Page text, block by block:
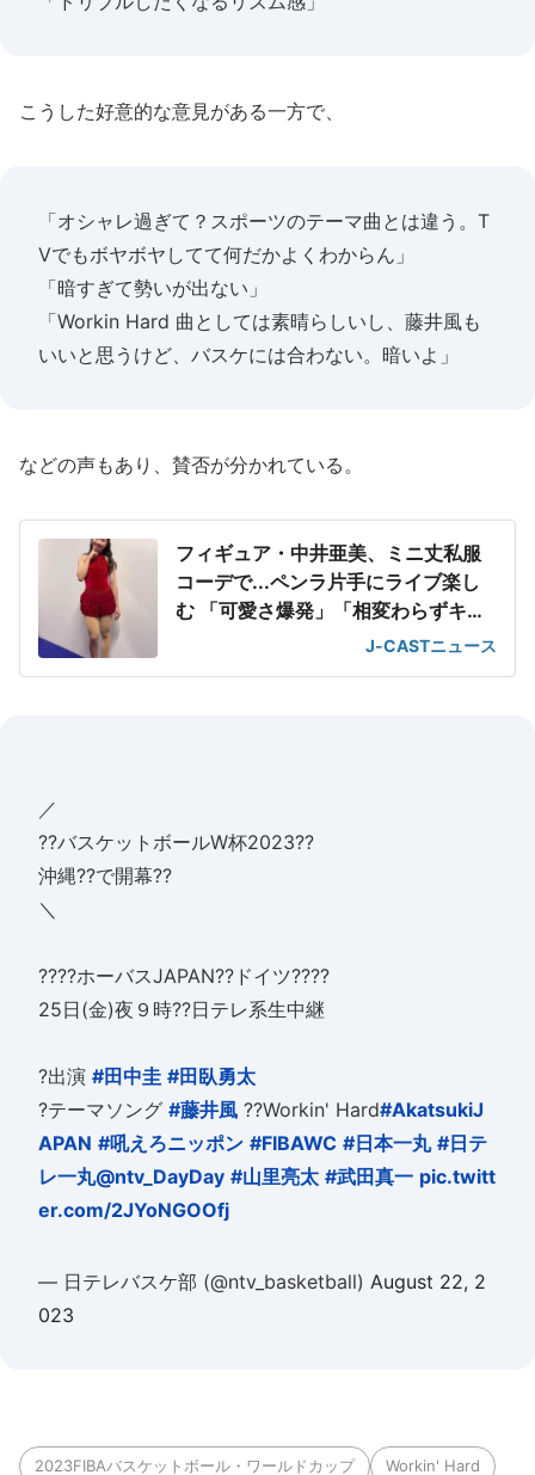
こうした好意的な意見がある一方で、
「オシャレ過ぎて？スポーツのテーマ曲とは違う。T
Vでもボヤボヤしてて何だかよくわからん」
「暗すぎて勢いが出ない」
「Workin Hard 曲としては素晴らしいし、藤井風も
いいと思うけど、バスケには合わない。暗いよ」
などの声もあり、賛否が分かれている。
フィギュア・中井亜美、ミニ丈私服
コーデで...ペンラ片手にライブ楽し
む 「可愛さ爆発」「相変わらずキュ
J-CASTニュース
／
??バスケットボールW杯2023??
沖縄??で開幕??
＼
????ホーバスJAPAN??ドイツ????
25日(金)夜９時??日テレ系生中継
?出演 #田中圭 #田臥勇太
?テーマソング #藤井風 ??Workin' Hard#AkatsukiJ
APAN #吼えろニッポン #FIBAWC #日本一丸 #日テ
レ一丸@ntv_DayDay #山里亮太 #武田真一 pic.twitt
er.com/2JYoNGOOfj
— 日テレバスケ部 (@ntv_basketball) August 22, 2
023
2023FIBAバスケットボール・ワールドカップ Workin' Hard